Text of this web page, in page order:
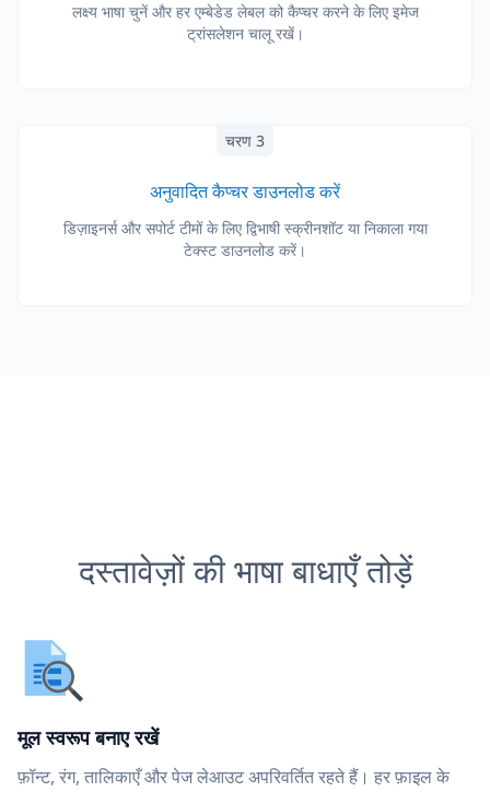
लक्ष्य भाषा चुनें और हर एम्बेडेड लेबल को कैप्चर करने के लिए इमेज
ट्रांसलेशन चालू रखें।
चरण 3
अनुवादित कैप्चर डाउनलोड करें
डिज़ाइनर्स और सपोर्ट टीमों के लिए द्विभाषी स्क्रीनशॉट या निकाला गया
टेक्स्ट डाउनलोड करें।
दस्तावेज़ों की भाषा बाधाएँ तोड़ें
मूल स्वरूप बनाए रखें
फ़ॉन्ट, रंग, तालिकाएँ और पेज लेआउट अपरिवर्तित रहते हैं। हर फ़ाइल के